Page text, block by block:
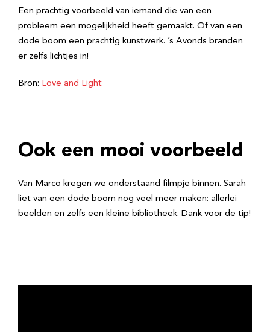
Een prachtig voorbeeld van iemand die van een
probleem een mogelijkheid heeft gemaakt. Of van een
dode boom een prachtig kunstwerk. ’s Avonds branden
er zelfs lichtjes in!
Bron: Love and Light
Ook een mooi voorbeeld
Van Marco kregen we onderstaand filmpje binnen. Sarah
liet van een dode boom nog veel meer maken: allerlei
beelden en zelfs een kleine bibliotheek. Dank voor de tip!